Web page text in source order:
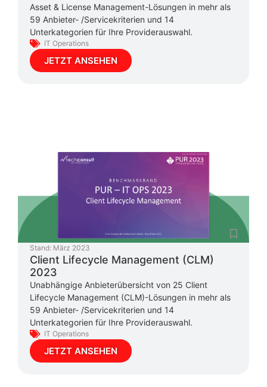
Asset & License Management-Lösungen in mehr als
59 Anbieter- /Servicekriterien und 14
Unterkategorien für Ihre Providerauswahl.
IT Operations
JETZT ANSEHEN
Stand: März 2023
Client Lifecycle Management (CLM)
2023
Unabhängige Anbieterübersicht von 25 Client
Lifecycle Management (CLM)-Lösungen in mehr als
59 Anbieter- /Servicekriterien und 14
Unterkategorien für Ihre Providerauswahl.
IT Operations
JETZT ANSEHEN